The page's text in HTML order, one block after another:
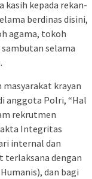
kasih kepada rekan-
berdinas disini,
agama, tokoh
selama
krayan
anggota Polri, “Hal
rekrutmen
Integritas
internal dan
terlaksana dengan
dan bagi